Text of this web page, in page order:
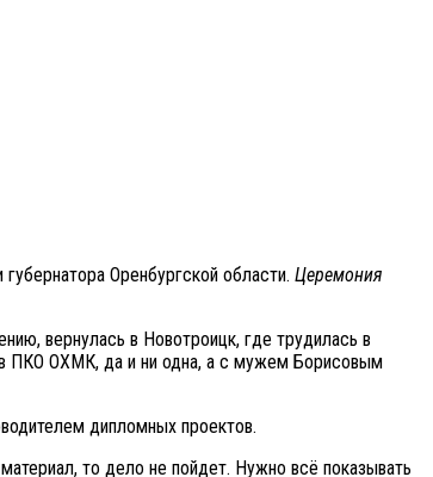
Оренбургской области. Церемония
вернулась в Новотроицк, где трудилась в
в ПКО ОХМК, да и ни одна, а с мужем Борисовым
дипломных проектов.
то дело не пойдет. Нужно всё показывать